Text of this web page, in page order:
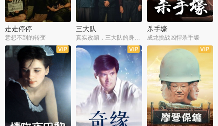
走走停停
意想不到的转变
三大队 杀手壕
成龙挑战凶悍杀手壕